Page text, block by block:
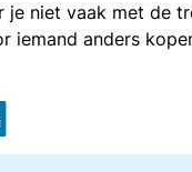
je niet vaak met de
iemand anders